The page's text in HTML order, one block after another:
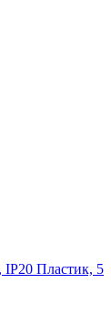
Пластик, 5